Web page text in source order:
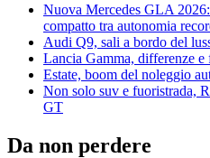
Nuova Mercedes GLA
compatto tra autonomia
Audi Q9, sali a bordo del
Lancia Gamma, differenze
Estate, boom del noleggio
Non solo suv e fuoristrada,
GT
Da non perdere